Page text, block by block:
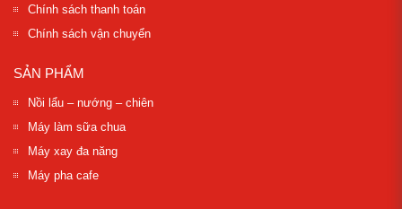
Chính sách thanh toán
Chính sách vận chuyển
SẢN PHẨM
Nồi lẩu – nướng – chiên
Máy làm sữa chua
Máy xay đa năng
Máy pha cafe